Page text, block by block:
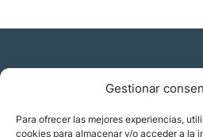
Gestionar
Para ofrecer las mejores experiencias,
cookies para almacenar y/o acceder a la
Residencia y